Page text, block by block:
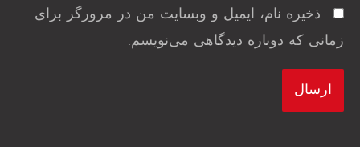
ذخیره نام، ایمیل و وبسایت من در مرورگر برای
زمانی که دوباره دیدگاهی می‌نویسم.